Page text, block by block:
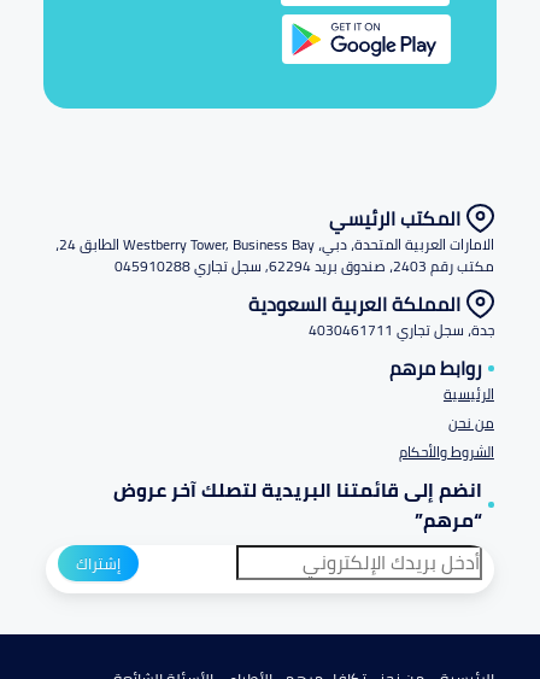
المكتب الرئيسي
الامارات العربية المتحدة، دبي، Westberry Tower, Business Bay الطابق 24،
مكتب رقم 2403، صندوق بريد 62294, سجل تجاري 045910288
المملكة العربية السعودية
جدة، سجل تجاري 4030461711
روابط مرهم
الرئيسية
من نحن
الشروط والأحكام
انضم إلى قائمتنا البريدية لتصلك آخر عروض
“مرهم”
إشتراك